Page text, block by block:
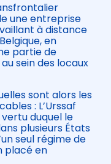
une entreprise
à distance
en
partie de
sein des locaux
sont alors les
: L’Urssaf
duquel le
plusieurs États
seul régime de
placé en